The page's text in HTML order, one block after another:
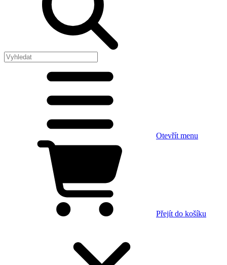
Otevřít menu
Přejít do košíku